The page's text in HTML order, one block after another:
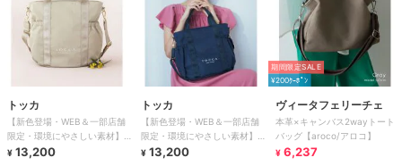
トッカ
【新色登場・WEB＆一部店舗
限定・環境にやさしい素材】
SANA SIDEPOCKET TOTE ト
¥ 13,200
トッカ
【新色登場・WEB＆一部店舗
限定・環境にやさしい素材】
SANA SIDEPOCKET TOTE ト
¥ 13,200
期間限定SALE
¥200ｸｰﾎﾟﾝ
ヴィータフェリーチェ
本革×キャンバス2wayトート
バッグ【aroco/アロコ】
¥ 6,237